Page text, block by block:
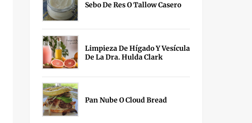
Sebo De Res O Tallow Casero
Limpieza De Hígado Y Vesícula
De La Dra. Hulda Clark
Pan Nube O Cloud Bread